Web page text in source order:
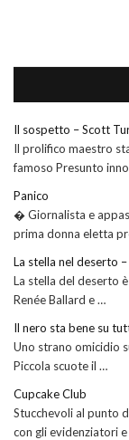
Il sospetto – Scott
Il prolifico maestro
famoso Presunto
Panico
� Giornalista e
prima donna eletta
La stella nel deserto
La stella del deserto
Renée Ballard e …
Il nero sta bene su
Uno strano omicidio
Piccola scuote il …
Cupcake Club
Stucchevoli al punto
con gli evidenziatori